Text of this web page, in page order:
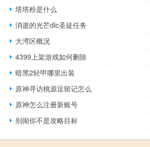
塔塔粉是什么
消逝的光芒dlc圣徒任务
大湾区概况
4399上架游戏如何删除
暗黑2轻甲哪里出装
原神寻访桃源逗留记怎么
原神怎么注册新账号
别闹你不是攻略目标